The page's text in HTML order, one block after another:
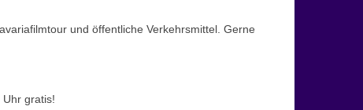
und öffentliche Verkehrsmittel. Gerne
gratis!